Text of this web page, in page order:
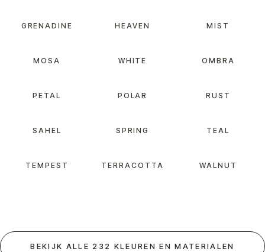
GRENADINE HEAVEN MIST
MOSA WHITE OMBRA
PETAL POLAR RUST
SAHEL SPRING TEAL
TEMPEST TERRACOTTA WALNUT
BEKIJK ALLE 232 KLEUREN EN MATERIALEN